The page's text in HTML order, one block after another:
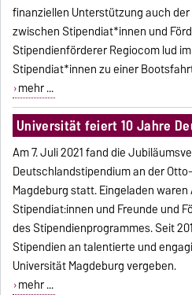
finanziellen Unterstützung auch
zwischen Stipendiat*innen und
Stipendienförderer Regiocom lud
Stipendiat*innen zu einer
mehr ...
Universität feiert 10 Jahre
Am 7. Juli 2021 fand die
Deutschlandstipendium an der
Magdeburg statt. Eingeladen
Stipendiat:innen und Freunde und
des Stipendienprogrammes. Seit
Stipendien an talentierte und
Universität Magdeburg vergeben.
mehr ...